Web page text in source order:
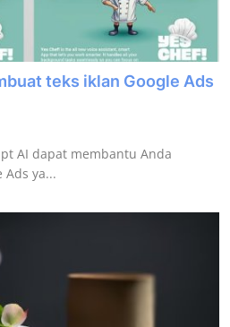
teks iklan Google Ads
AI dapat membantu Anda
Ads ya...